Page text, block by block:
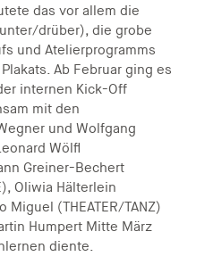
das vor allem die
drüber), die grobe
und Atelierprogramms
Ab Februar ging es
internen Kick-Off
mit den
und Wolfgang
Wölfl
Greiner-Bechert
Oliwia Hälterlein
Miguel (THEATER/TANZ)
Humpert Mitte März
diente.